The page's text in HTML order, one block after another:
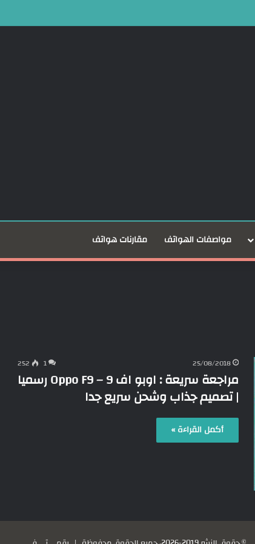
مواصفات الهواتف مقارنات هواتف
25/08/2018
1
252
مراجعة سريعة : اوبو اف 9 – Oppo F9 رسميا
| تصميم جذاب وشحن سريع جدا
أكمل القراءة »